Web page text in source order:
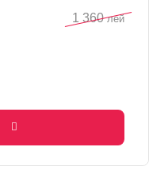
1 360 лей